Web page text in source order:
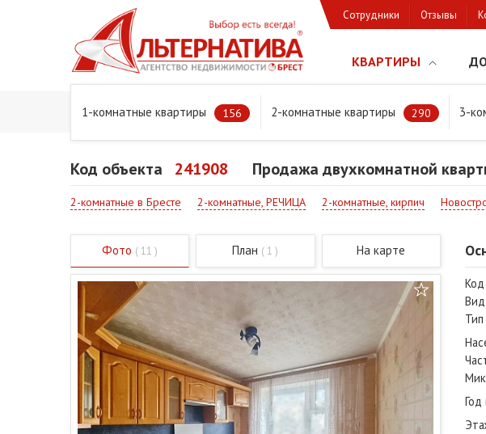
Сотрудники Отзывы
КВАРТИРЫ
1-комнатные квартиры 156 2-комнатные квартиры 290 3-
Главная Предложения Квартиры Продажа двухкомнатной квартиры в
Код объекта 241908 Продажа двухкомнатной
2-комнатные в Бресте 2-комнатные, РЕЧИЦА 2-комнатные, кирпич
Фото ( 11 ) План ( 1 ) На карте
Год